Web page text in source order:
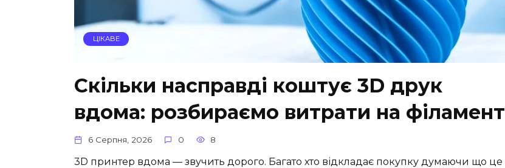
ЦІКАВЕ
Скільки насправді коштує 3D друк
вдома: розбираємо витрати на філамент
6 Серпня, 2026 0 8
3D принтер вдома — звучить дорого. Багато хто відкладає покупку думаючи що це